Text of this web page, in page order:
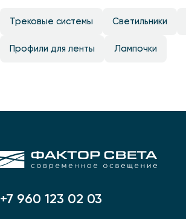
Трековые системы Светильники
Профили для ленты Лампочки
+7 960 123 02 03